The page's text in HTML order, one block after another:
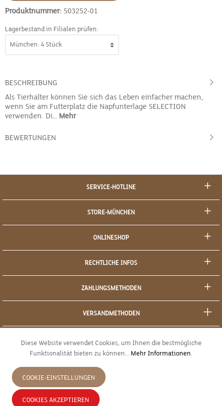
Produktnummer: 503252-01
Lagerbestand in Filialen prüfen:
BESCHREIBUNG
Als Tierhalter können Sie sich das Leben einfacher machen,
wenn Sie am Futterplatz die Napfunterlage SELECTION
verwenden. Di… Mehr
BEWERTUNGEN
SERVICE-HOTLINE
STORE-MÜNCHEN
ONLINESHOP
RECHTLICHE INFOS
ZAHLUNGSMETHODEN
VERSANDMETHODEN
JETZT WIDERRUFEN
Diese Website verwendet Cookies, um Ihnen die bestmögliche
Funktionalität bieten zu können... Mehr Informationen.
COOKIE-EINSTELLUNGEN
COOKIES AKZEPTIEREN